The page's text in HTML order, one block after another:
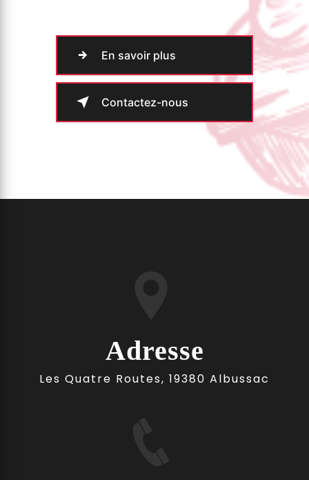
En savoir plus
Contactez-nous
Adresse
Les Quatre Routes, 19380 Albussac